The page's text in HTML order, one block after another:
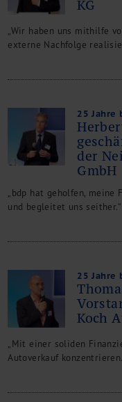
KG
„Wir haben uns mithilfe
externe Nachfolge
25 Jahre
der
GmbH
„bdp hat geholfen, meine
und begleitet uns seither.“
25 Jahre
Koch
„Mit einer soliden
Autoverkauf